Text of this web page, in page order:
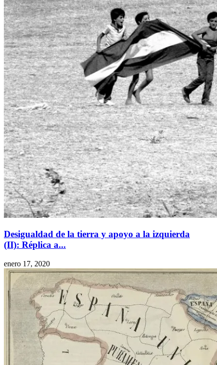
Desigualdad de la tierra y apoyo a la izquierda
(II): Réplica a...
enero 17, 2020